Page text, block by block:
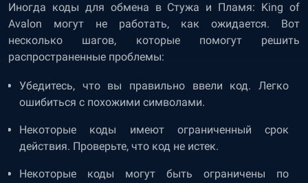
Иногда коды для обмена в Стужа и Пламя: King of
Avalon могут не работать, как ожидается. Вот
несколько шагов, которые помогут решить
распространенные проблемы:
Убедитесь, что вы правильно ввели код. Легко
ошибиться с похожими символами.
Некоторые коды имеют ограниченный срок
действия. Проверьте, что код не истек.
Некоторые коды могут быть ограничены по